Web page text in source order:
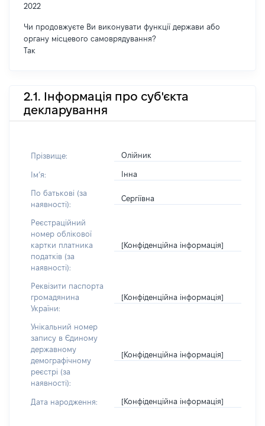
2022
Чи продовжуєте Ви виконувати функції держави або
органу місцевого самоврядування?
Так
2.1. Інформація про суб'єкта
декларування
Прізвище: Олійник
Імʼя: Інна
По батькові (за
наявності):
Сергіївна
Реєстраційний
номер облікової
картки платника
податків (за
наявності):
[Конфіденційна інформація]
Реквізити паспорта
громадянина
України:
[Конфіденційна інформація]
Унікальний номер
запису в Єдиному
державному
демографічному
реєстрі (за
наявності):
[Конфіденційна інформація]
Дата народження: [Конфіденційна інформація]